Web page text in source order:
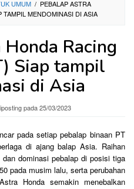
UMUM / PEBALAP ASTRA
MENDOMINASI DI ASIA
Racing
Siap tampil
di Asia
pada25/03/2023
pada setiap pebalap binaan PT
di ajang balap Asia. Raihan
dominasi pebalap di posisi tiga
pada musim lalu, serta perubahan
Honda semakin menebalkan